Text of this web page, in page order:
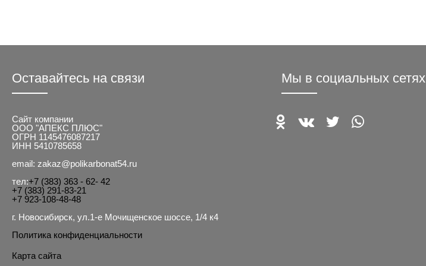
Оставайтесь на связи
Сайт компании
ООО "АПЕКС ПЛЮС"
ОГРН 1145476087217
ИНН 5410785658
email: zakaz@polikarbonat54.ru
тел:+7 (383) 363 - 62- 42
+7 (383) 291-83-21
+7 923-108-48-48
г. Новосибирск, ул.1-е Мочищенское шоссе, 1/4 к4
Политика конфиденциальности
Карта сайта
Мы в социальных сетях